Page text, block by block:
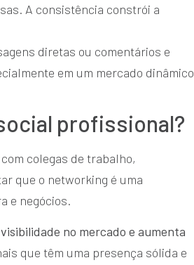
A consistência constrói a
diretas ou comentários e
em um mercado dinâmico
profissional?
colegas de trabalho,
que o networking é uma
e negócios.
no mercado e aumenta
que têm uma presença sólida e